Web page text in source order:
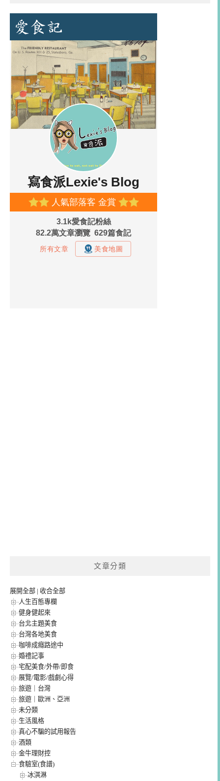
文章分類
展開全部 | 收合全部
人生百態專欄
健身健起來
台北主題美食
台灣各地美食
咖啡成癮路途中
婚禮記事
宅配美食/外帶/即食
展覽/電影/戲劇心得
旅遊｜台灣
旅遊｜歐洲、亞洲
未分類
生活風格
真心不騙的試用報告
酒類
金牛理財控
食驗室(食譜)
冰淇淋